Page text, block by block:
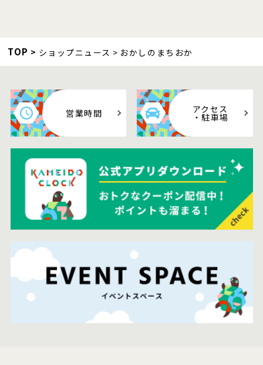
TOP ショップニュース おかしのまちおか
営業時間 アクセス
・駐車場